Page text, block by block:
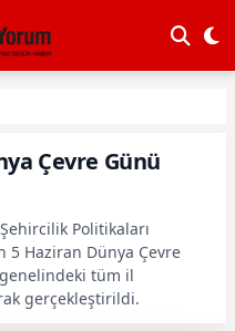
Çevre Günü
Politikaları
5 Haziran Dünya Çevre
genelindeki tüm il
gerçekleştirildi.